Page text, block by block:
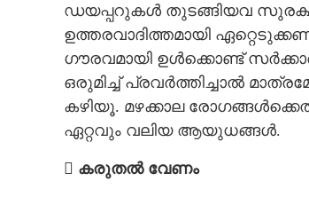
ഡയപ്പറുകൾ തുടങ്ങിയവ
ഉത്തരവാദിത്തമായി
ഗൗരവമായി ഉൾക്കൊണ്ട്
ഒരുമിച്ച് പ്രവർത്തിച്ചാൽ
കഴിയൂ. മഴക്കാല
ഏറ്റവും വലിയ ആയുധങ്ങൾ.
 കരുതൽ വേണം